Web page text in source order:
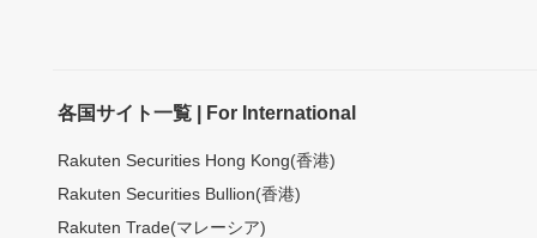
各国サイト一覧 | For International
Rakuten Securities Hong Kong(香港)
Rakuten Securities Bullion(香港)
Rakuten Trade(マレーシア)